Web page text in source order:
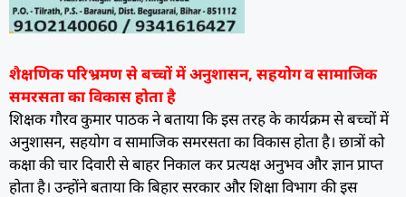
शैक्षणिक परिभ्रमण से बच्चों में अनुशासन, सहयोग व सामाजिक
समरसता का विकास होता है
शिक्षक गौरव कुमार पाठक ने बताया कि इस तरह के कार्यक्रम से बच्चों में
अनुशासन, सहयोग व सामाजिक समरसता का विकास होता है। छात्रों को
कक्षा की चार दिवारी से बाहर निकाल कर प्रत्यक्ष अनुभव और ज्ञान प्राप्त
होता है। उन्होंने बताया कि बिहार सरकार और शिक्षा विभाग की इस